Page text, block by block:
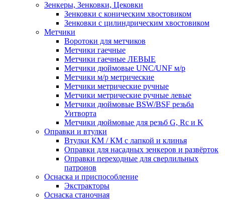
Зенкеры, Зенковки, Цековки
Зенковки с коническим хвостовиком
Зенковки с цилиндрическим хвостовиком
Метчики
Воротоки для метчиков
Метчики гаечные
Метчики гаечные ЛЕВЫЕ
Метчики дюймовые UNC/UNF м/р
Метчики м/р метрические
Метчики метрические ручные
Метчики метрические ручные левые
Метчики дюймовые BSW/BSF резьба
Уитворта
Метчики дюймовые для резьб G, Rc и K
Оправки и втулки
Втулки КМ / КМ с лапкой и клинья
Оправки для насадных зенкеров и развёрток
Оправки переходные для сверлильных
патронов
Оснаска и приспособление
Экстракторы
Оснаска станочная